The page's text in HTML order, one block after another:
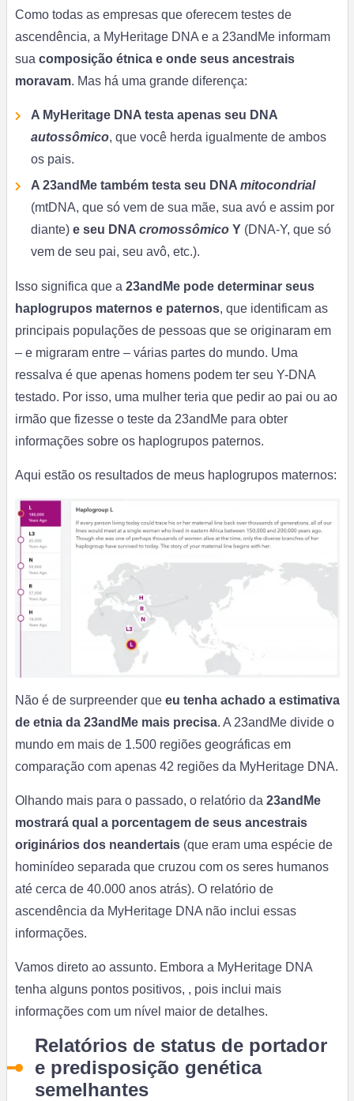
Como todas as empresas que oferecem testes de
ascendência, a MyHeritage DNA e a 23andMe informam
sua composição étnica e onde seus ancestrais
moravam. Mas há uma grande diferença:
A MyHeritage DNA testa apenas seu DNA
autossômico, que você herda igualmente de ambos
os pais.
A 23andMe também testa seu DNA mitocondrial
(mtDNA, que só vem de sua mãe, sua avó e assim por
diante) e seu DNA cromossômicoY(DNA-Y, que só
vem de seu pai, seu avô, etc.).
Isso significa que a 23andMe pode determinar seus
haplogrupos maternos e paternos, que identificam as
principais populações de pessoas que se originaram em
– e migraram entre – várias partes do mundo. Uma
ressalva é que apenas homens podem ter seu Y-DNA
testado. Por isso, uma mulher teria que pedir ao pai ou ao
irmão que fizesse o teste da 23andMe para obter
informações sobre os haplogrupos paternos.
Aqui estão os resultados de meus haplogrupos maternos:
Não é de surpreender que eu tenha achado a estimativa
de etnia da 23andMe mais precisa. A 23andMe divide o
mundo em mais de 1.500 regiões geográficas em
comparação com apenas 42 regiões da MyHeritage DNA.
Olhando mais para o passado, o relatório da 23andMe
mostrará qual a porcentagem de seus ancestrais
originários dos neandertais(que eram uma espécie de
hominídeo separada que cruzou com os seres humanos
até cerca de 40.000 anos atrás). O relatório de
ascendência da MyHeritage DNA não inclui essas
informações.
Vamos direto ao assunto. Embora a MyHeritage DNA
tenha alguns pontos positivos, , pois inclui mais
informações com um nível maior de detalhes.
Relatórios de status de portador
e predisposição genética
semelhantes